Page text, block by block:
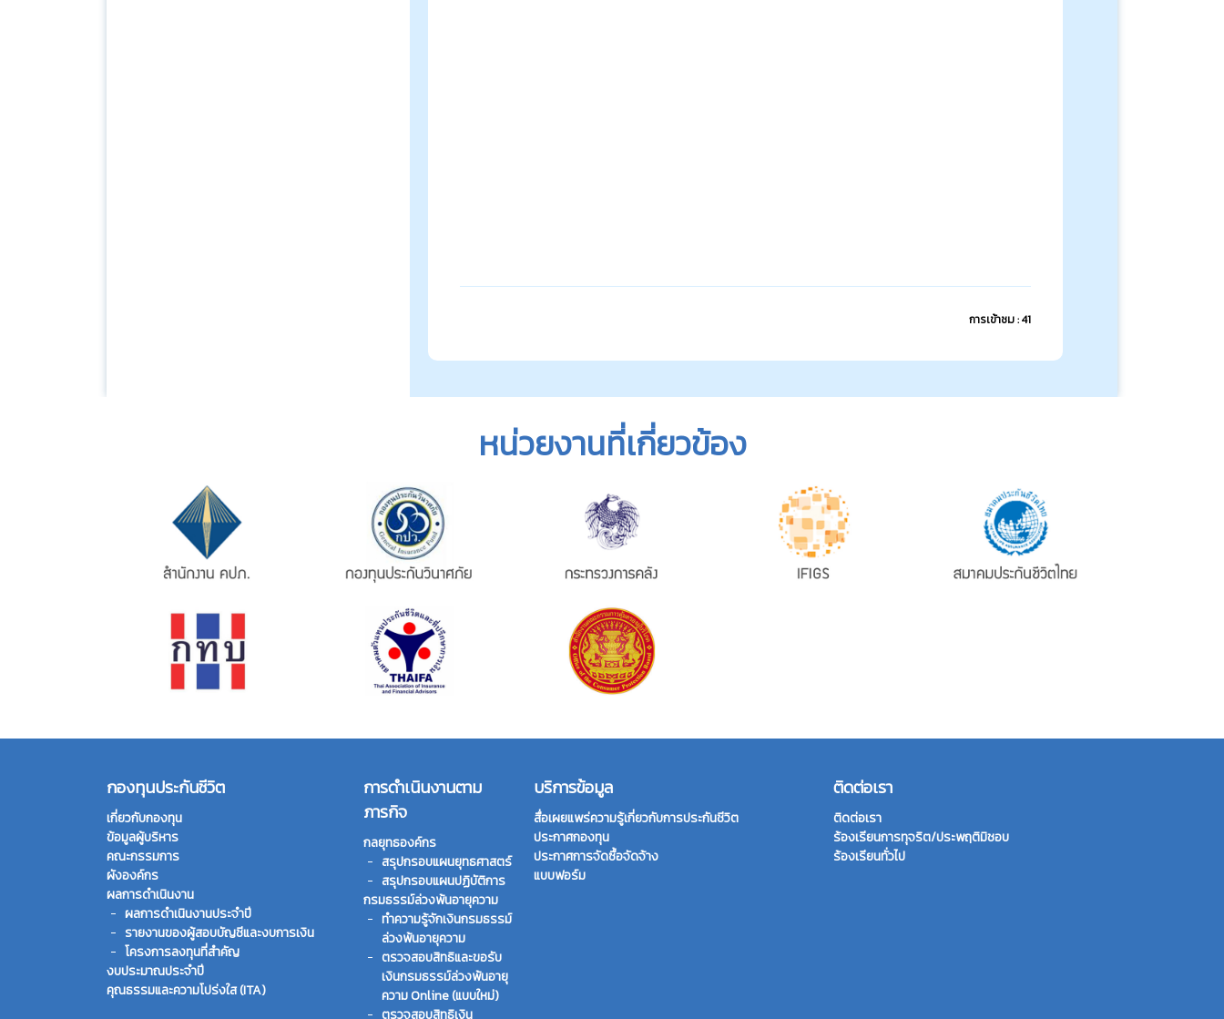
การเข้าชม : 41
หน่วยงานที่เกี่ยวข้อง
กองทุนประกันชีวิต
เกี่ยวกับกองทุน
ข้อมูลผู้บริหาร
คณะกรรมการ
ผังองค์กร
ผลการดำเนินงาน
ผลการดำเนินงานประจำปี
รายงานของผู้สอบบัญชีและงบการเงิน
โครงการลงทุนที่สำคัญ
งบประมาณประจำปี
คุณธรรมและความโปร่งใส (ITA)
การดำเนินงานตาม
ภารกิจ
กลยุทธองค์กร
สรุปกรอบแผนยุทธศาสตร์
สรุปกรอบแผนปฏิบัติการ
กรมธรรม์ล่วงพ้นอายุความ
ทําความรู้จักเงินกรมธรรม์
ล่วงพ้นอายุความ
ตรวจสอบสิทธิและขอรับ
เงินกรมธรรม์ล่วงพ้นอายุ
ความ Online (แบบใหม่)
ตรวจสอบสิทธิเงิน
บริการข้อมูล
สื่อเผยแพร่ความรู้เกี่ยวกับการประกันชีวิต
ประกาศกองทุน
ประกาศการจัดซื้อจัดจ้าง
แบบฟอร์ม
ติดต่อเรา
ติดต่อเรา
ร้องเรียนการทุจริต/ประพฤติมิชอบ
ร้องเรียนทั่วไป